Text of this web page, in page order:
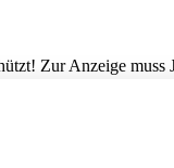
Zur Anzeige muss